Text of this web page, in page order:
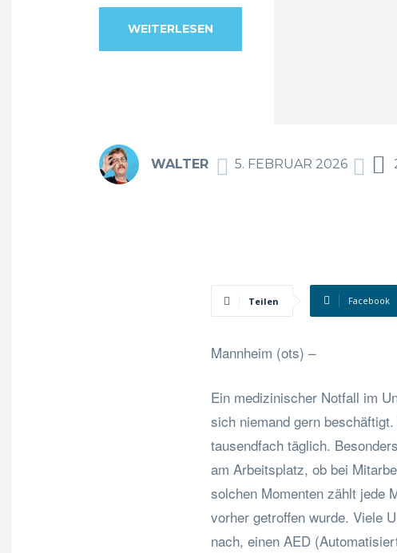
WEITERLESEN
WALTER 5. FEBRUAR 2026
Teilen Facebook
Mannheim (ots) –
Ein medizinischer Notfall im
sich niemand gern
tausendfach täglich.
am Arbeitsplatz, ob bei
solchen Momenten zählt jede
vorher getroffen wurde. Viele
nach, einen AED